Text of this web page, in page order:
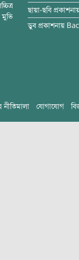
মুভি
ছায়া-ছবি
ডুব প্রকাশনায়
যোগাযোগ